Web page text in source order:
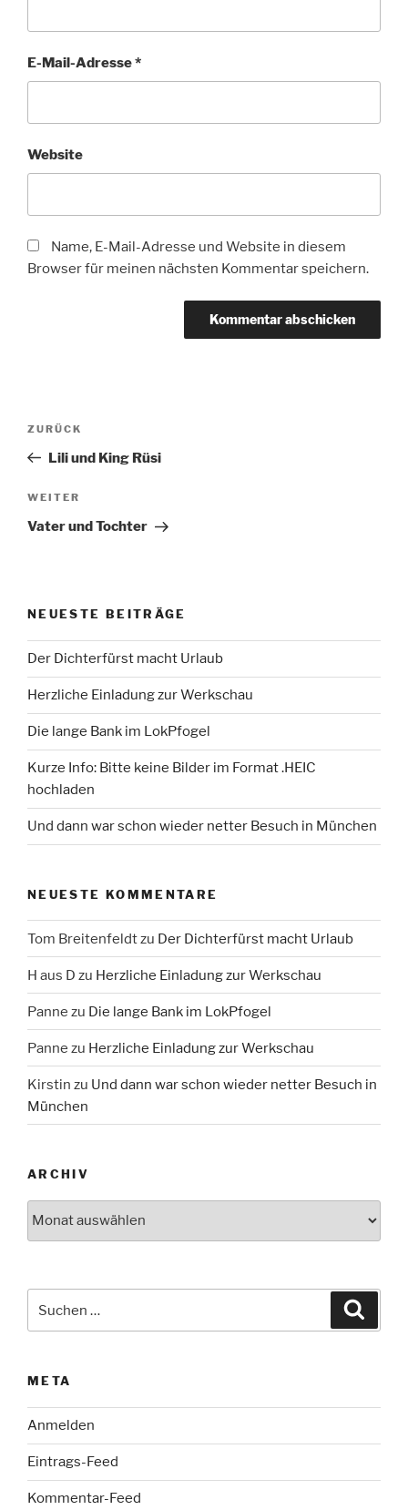
E-Mail-Adresse*
Website
Name, E-Mail-Adresse und Website in diesem
Browser für meinen nächsten Kommentar speichern.
Beitragsnavigation
Vorheriger
Beitrag
ZURÜCK
Lili und King Rüsi
Nächster
Beitrag
WEITER
Vater und Tochter
NEUESTE BEITRÄGE
Der Dichterfürst macht Urlaub
Herzliche Einladung zur Werkschau
Die lange Bank im LokPfogel
Kurze Info: Bitte keine Bilder im Format .HEIC
hochladen
Und dann war schon wieder netter Besuch in München
NEUESTE KOMMENTARE
Tom Breitenfeldtzu Der Dichterfürst macht Urlaub
H aus D zu Herzliche Einladung zur Werkschau
Panne zu Die lange Bank im LokPfogel
Panne zu Herzliche Einladung zur Werkschau
Kirstin zu Und dann war schon wieder netter Besuch in
München
ARCHIV
nach:
META
Anmelden
Eintrags-Feed
Kommentar-Feed